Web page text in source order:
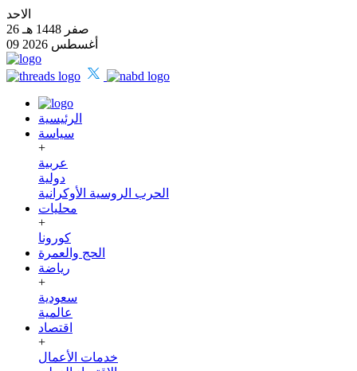
الاحد
26 صفر 1448 هـ
09 أغسطس 2026
الرئيسية
سياسة
+
عربية
دولية
الحرب الروسية الأوكرانية
محليات
+
كورونا
الحج والعمرة
رياضة
+
سعودية
عالمية
اقتصاد
+
خدمات الأعمال